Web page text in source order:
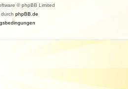
© phpBB Limited
phpBB.de